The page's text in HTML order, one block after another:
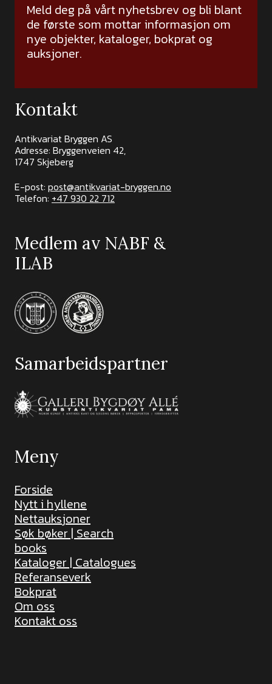
Meld deg på vårt nyhetsbrev og bli blant
de første som mottar informasjon om
nye objekter, kataloger, bokprat og
auksjoner.
Kontakt
Antikvariat Bryggen AS
Adresse: Bryggenveien 42,
1747 Skjeberg
E-post: post@antikvariat-bryggen.no
Telefon: +47 930 22 712
Medlem av NABF &
ILAB
Samarbeidspartner
Meny
Forside
Nytt i hyllene
Nettauksjoner
Søk bøker | Search
books
Kataloger | Catalogues
Referanseverk
Bokprat
Om oss
Kontakt oss